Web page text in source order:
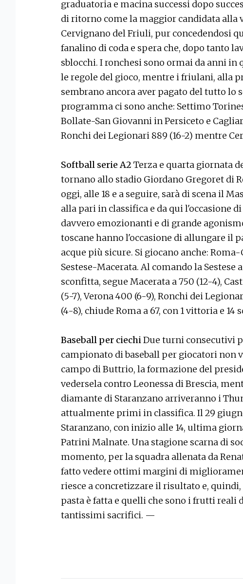
graduatoria e macina successi dopo
di ritorno come la maggior candidata
Cervignano del Friuli, pur concedendosi
fanalino di coda e spera che, dopo tanto
sblocchi. I ronchesi sono ormai da anni in
le regole del gioco, mentre i friulani, alla
sembrano ancora aver pagato del tutto lo
programma ci sono anche: Settimo
Bollate-San Giovanni in Persiceto e
Ronchi dei Legionari 889 (16-2) mentre
Softball serie A2 Terza e quarta giornata
tornano allo stadio Giordano Gregoret di
oggi, alle 18 e a seguire, sarà di scena il
alla pari in classifica e da qui l'occasione
davvero emozionanti e di grande
toscane hanno l'occasione di allungare il
acque più sicure. Si giocano anche:
Sestese-Macerata. Al comando la Sestese
sconfitta, segue Macerata a 750 (12-4),
(5-7), Verona 400 (6-9), Ronchi dei
(4-8), chiude Roma a 67, con 1 vittoria e 14
Baseball per ciechiDue turni consecutivi
campionato di baseball per giocatori non
campo di Buttrio, la formazione del
vedersela contro Leonessa di Brescia,
diamante di Staranzano arriveranno i
attualmente primi in classifica. Il 29
Staranzano, con inizio alle 14, ultima
Patrini Malnate. Una stagione scarna di
momento, per la squadra allenata da
fatto vedere ottimi margini di
riesce a concretizzare il risultato e, quindi,
pasta è fatta e quelli che sono i frutti reali
tantissimi sacrifici. —